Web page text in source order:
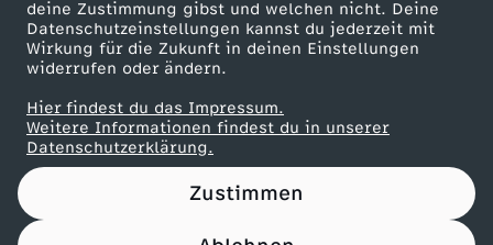
deine Zustimmung gibst und welchen nicht. Deine
Datenschutzeinstellungen kannst du jederzeit mit
Wirkung für die Zukunft in deinen Einstellungen
widerrufen oder ändern.
Hier findest du das Impressum.
Weitere Informationen findest du in unserer
Datenschutzerklärung.
Zustimmen
x
t
r
Partner